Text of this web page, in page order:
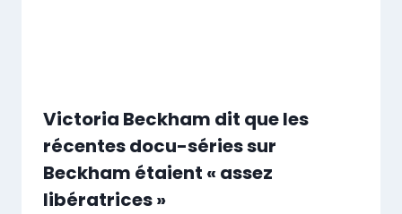
Victoria Beckham dit que les
récentes docu-séries sur
Beckham étaient « assez
libératrices »